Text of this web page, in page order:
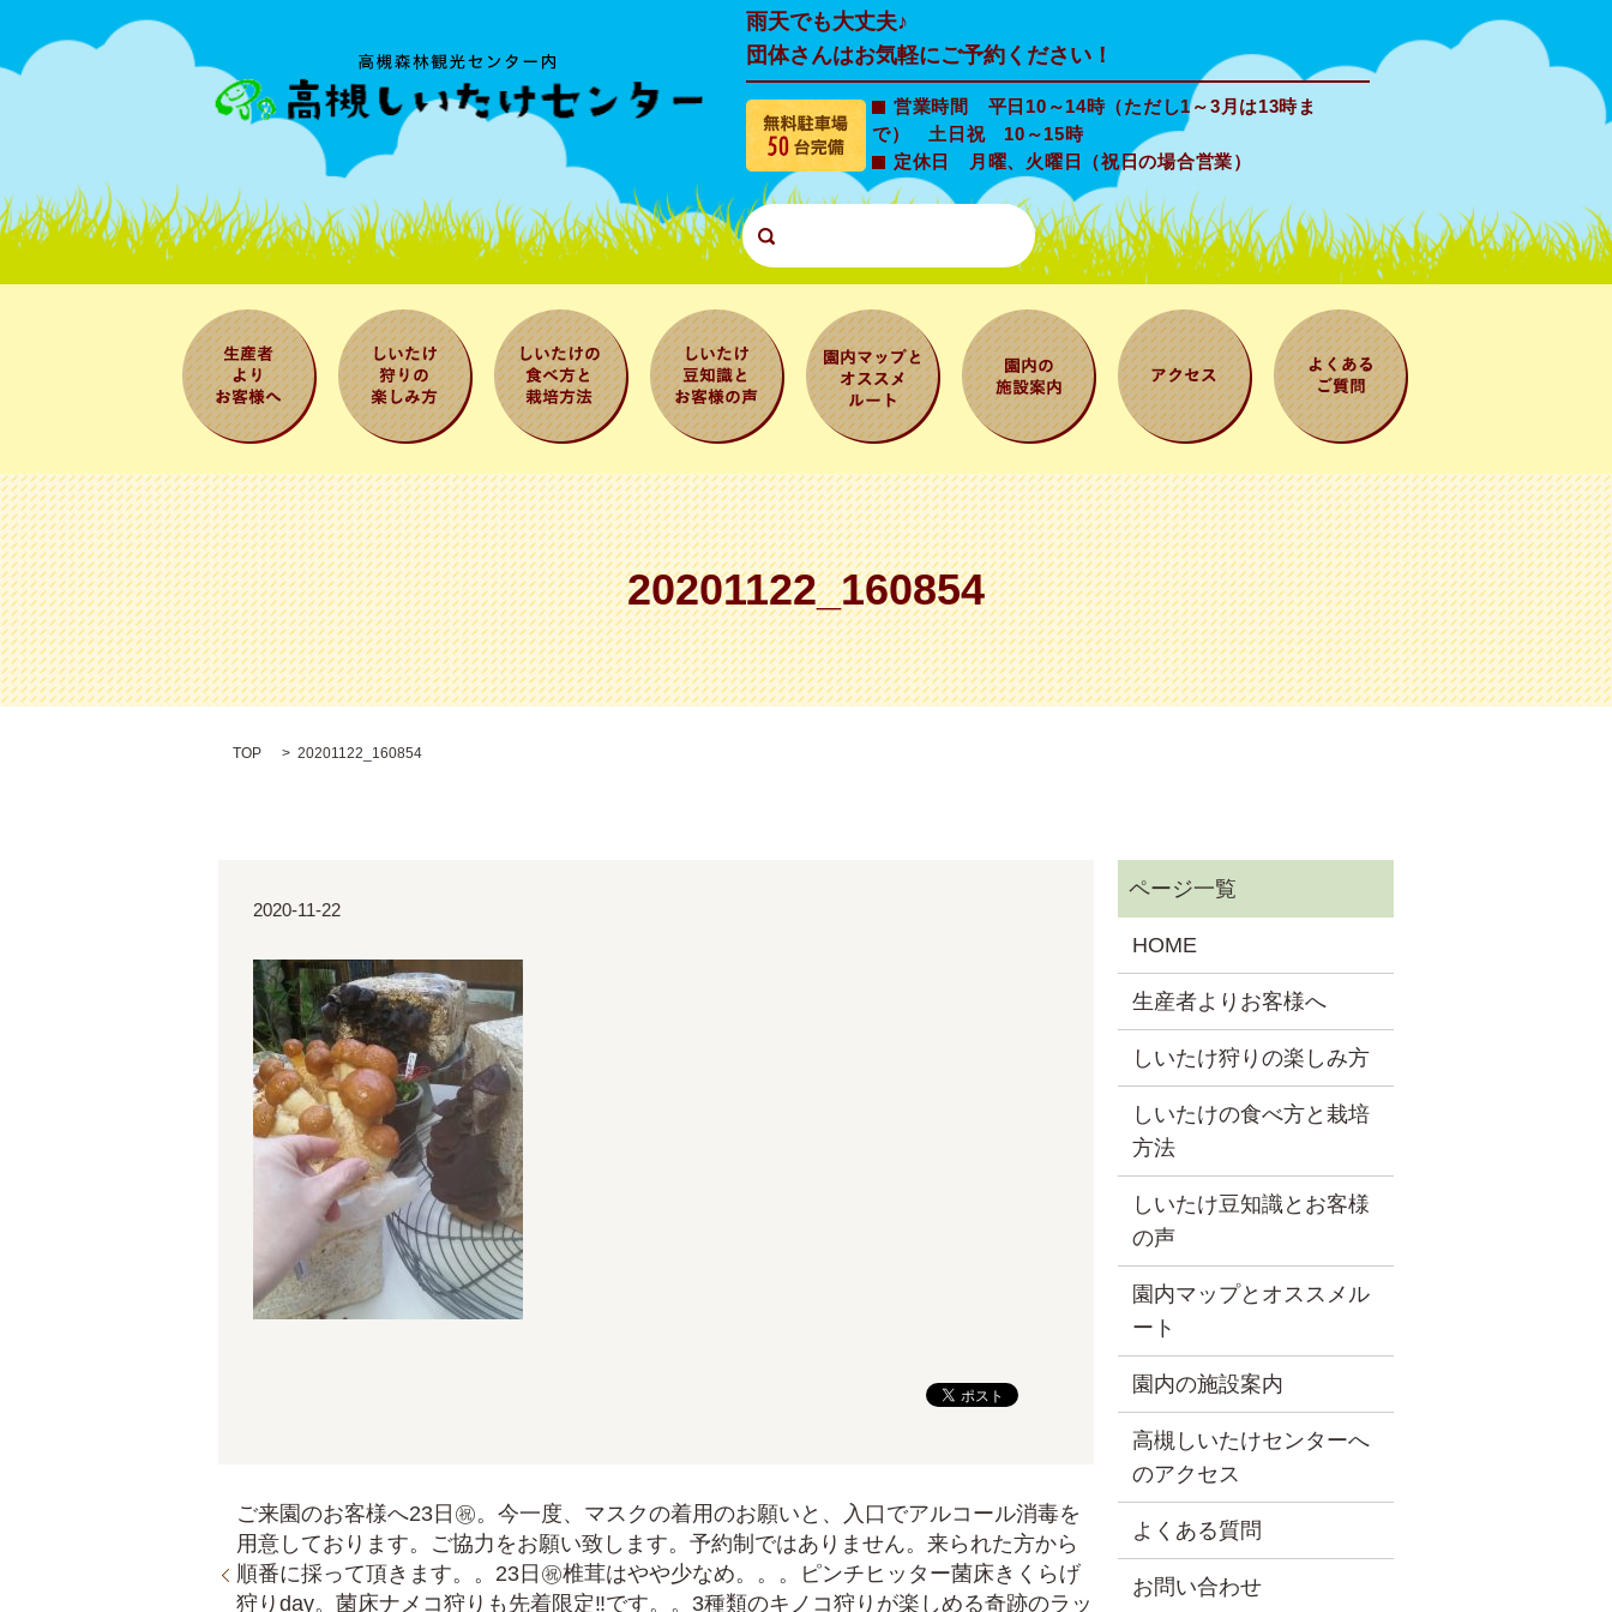
雨天でも大丈夫♪
団体さんはお気軽にご予約ください！
営業時間 平日10～14時（ただし1～3月は13時ま
で） 土日祝 10～15時
定休日 月曜、火曜日（祝日の場合営業）
客様へ
の楽しみ方
べ方と栽培方
法
識とお客様の
声
オススメルー
ト
内
20201122_160854
TOP 20201122_160854
2020-11-22
ご来園のお客様へ23日㊗。今一度、マスクの着用のお願いと、入口でアルコール消毒を
用意しております。ご協力をお願い致します。予約制ではありません。来られた方から
順番に採って頂きます。。23日㊗椎茸はやや少なめ。。。ピンチヒッター菌床きくらげ
狩りday。菌床ナメコ狩りも先着限定‼です。。3種類のキノコ狩りが楽しめる奇跡のラッ
HOME
生産者よりお客様へ
しいたけ狩りの楽しみ方
しいたけの食べ方と栽培
方法
しいたけ豆知識とお客様
の声
園内マップとオススメル
ート
園内の施設案内
高槻しいたけセンターへ
のアクセス
よくある質問
お問い合わせ